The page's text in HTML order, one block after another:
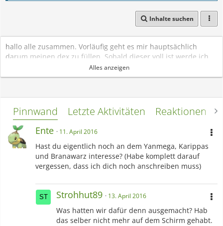
Inhalte suchen
hallo alle zusammen. Vorläufig geht es mir hauptsächlich
darum meinen dex zu füllen. Sobald dieser voll ist werde ich
gerne ins zucht/tausch und Kampf geschehen einsteigen. ;-)
Alles anzeigen
Pinnwand Letzte Aktivitäten Reaktionen
Ente 11. April 2016
Hast du eigentlich noch an dem Yanmega, Karippas
und Branawarz interesse? (Habe komplett darauf
vergessen, dass ich dich noch anschreiben muss)
Strohhut89 13. April 2016
Was hatten wir dafür denn ausgemacht? Hab
das selber nicht mehr auf dem Schirm gehabt.